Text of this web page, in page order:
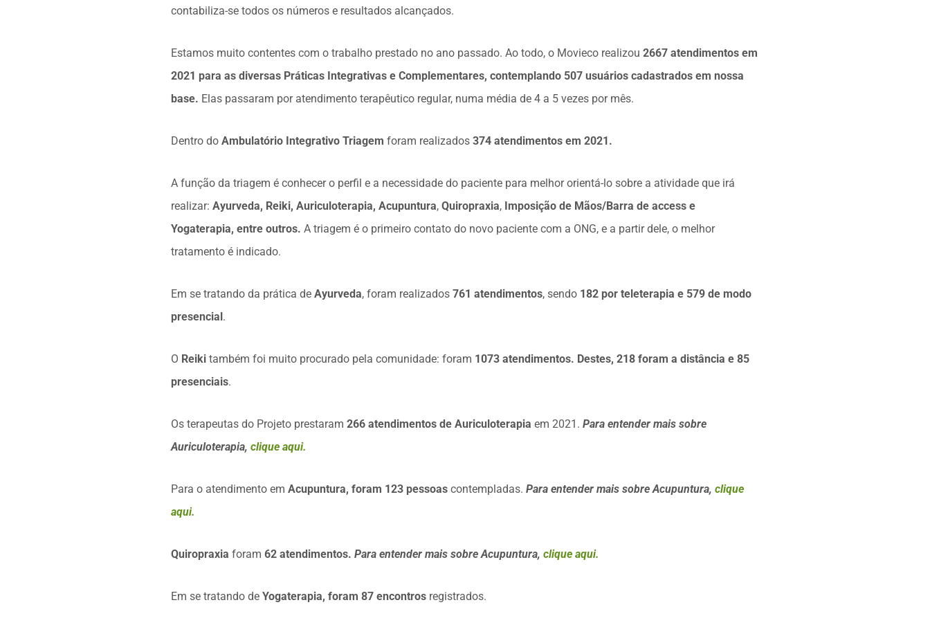
contabiliza-se todos os números e resultados alcançados.
Estamos muito contentes com o trabalho prestado no ano passado. Ao todo, o Movieco realizou 2667 atendimentos em
2021 para as diversas Práticas Integrativas e Complementares, contemplando 507 usuários cadastrados em nossa
base. Elas passaram por atendimento terapêutico regular, numa média de 4 a 5 vezes por mês.
Dentro do Ambulatório Integrativo Triagem foram realizados 374 atendimentos em 2021.
A função da triagem é conhecer o perfil e a necessidade do paciente para melhor orientá-lo sobre a atividade que irá
realizar: Ayurveda, Reiki, Auriculoterapia, Acupuntura, Quiropraxia, Imposição de Mãos/Barra de access e
Yogaterapia, entre outros. A triagem é o primeiro contato do novo paciente com a ONG, e a partir dele, o melhor
tratamento é indicado.
Em se tratando da prática de Ayurveda, foram realizados 761 atendimentos, sendo 182 por teleterapia e 579 de modo
presencial.
O Reiki também foi muito procurado pela comunidade: foram 1073 atendimentos. Destes, 218 foram a distância e 85
presenciais.
Os terapeutas do Projeto prestaram 266 atendimentos de Auriculoterapia em 2021. Para entender mais sobre
Auriculoterapia, clique aqui.
Para o atendimento em Acupuntura, foram 123 pessoas contempladas. Para entender mais sobre Acupuntura, clique
aqui.
Quiropraxia foram 62 atendimentos. Para entender mais sobre Acupuntura, clique aqui.
Em se tratando de Yogaterapia, foram 87 encontros registrados.